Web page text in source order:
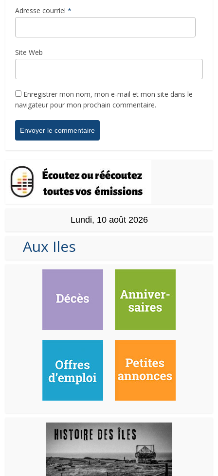
Adresse courriel *
Site Web
Enregistrer mon nom, mon e-mail et mon site dans le
navigateur pour mon prochain commentaire.
Lundi, 10 août 2026
Aux Iles